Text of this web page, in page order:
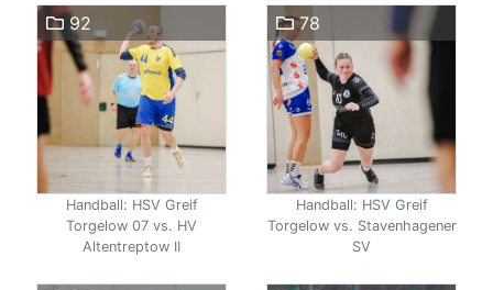
92
Handball: HSV Greif
Torgelow 07 vs. HV
Altentreptow II
78
Handball: HSV Greif
Torgelow vs. Stavenhagener
SV